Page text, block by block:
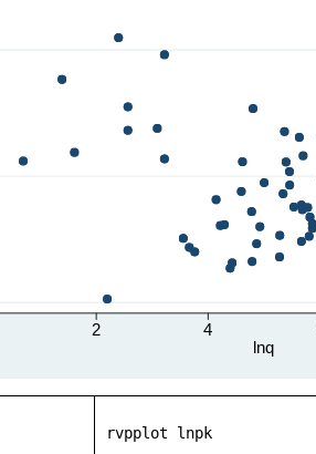
rvpplot lnpk